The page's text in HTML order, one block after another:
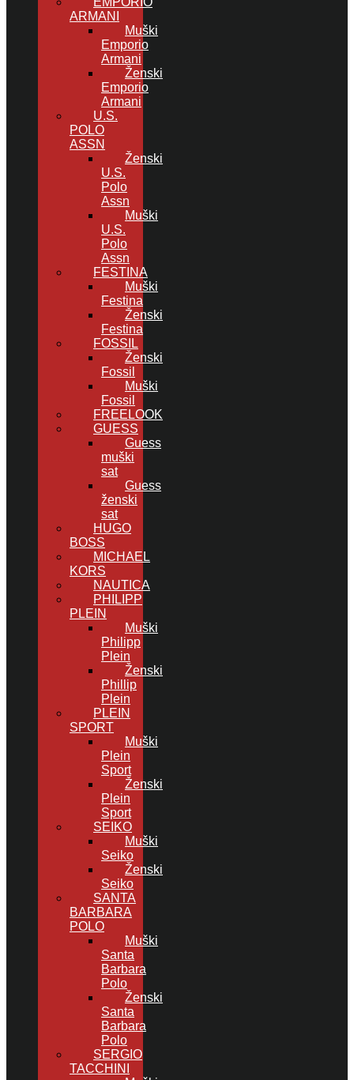
ARMANI
Muški
Emporio
Armani
Ženski
Emporio
Armani
U.S.
POLO
ASSN
Ženski
U.S.
Polo
Assn
Muški
U.S.
Polo
Assn
FESTINA
Muški
Festina
Ženski
Festina
FOSSIL
Ženski
Fossil
Muški
Fossil
FREELOOK
GUESS
Guess
muški
sat
Guess
ženski
sat
HUGO
BOSS
MICHAEL
KORS
NAUTICA
PHILIPP
PLEIN
Muški
Philipp
Plein
Ženski
Phillip
Plein
PLEIN
SPORT
Muški
Plein
Sport
Ženski
Plein
Sport
SEIKO
Muški
Seiko
Ženski
Seiko
SANTA
BARBARA
POLO
Muški
Santa
Barbara
Polo
Ženski
Santa
Barbara
Polo
SERGIO
TACCHINI